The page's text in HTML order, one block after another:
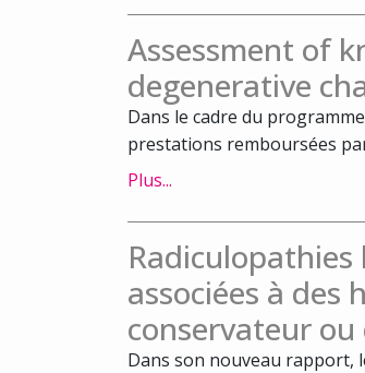
Assessment of
degenerative
Dans le cadre du
prestations remboursées
Plus...
associées à des
conservateur
Dans son nouveau rapport,